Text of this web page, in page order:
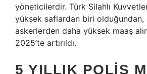
yöneticilerdir. Türk Silahlı
yüksek saflardan biri olduğundan,
askerlerden daha yüksek maaş
2025’te artırıldı.
5 YILLIK POLIS